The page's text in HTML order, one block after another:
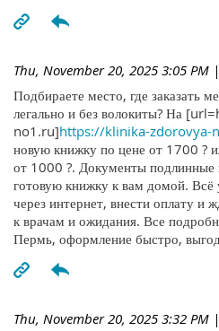
Thu, November 20, 2025 3:05 PM
Подбираете место, где заказать
легально и без волокиты? На
no1.ru]https://klinika-zdorovya-
новую книжку по цене от 1700
от 1000 ?. Документы подлинные
готовую книжку к вам домой. Всё
через интернет, внести оплату и
к врачам и ожидания. Все
Пермь, оформление быстро,
Thu, November 20, 2025 3:32 PM